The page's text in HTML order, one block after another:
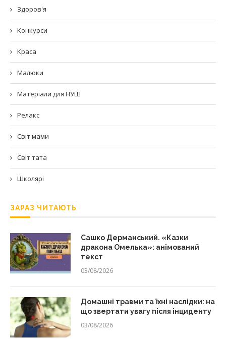
Здоров'я
Конкурси
Краса
Малюки
Матеріали для НУШ
Релакс
Світ мами
Світ тата
Школярі
ЗАРАЗ ЧИТАЮТЬ
Сашко Дерманський. «Казки
дракона Омелька»: анімований
текст
03/08/2026
Домашні травми та їхні наслідки: на
що звертати увагу після інциденту
03/08/2026